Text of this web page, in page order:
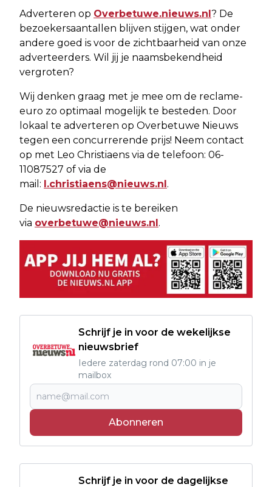
Adverteren op Overbetuwe.nieuws.nl ? De
bezoekersaantallen blijven stijgen, wat onder
andere goed is voor de zichtbaarheid van onze
adverteerders. Wil jij je naamsbekendheid
vergroten?
Wij denken graag met je mee om de reclame-
euro zo optimaal mogelijk te besteden. Door
lokaal te adverteren op Overbetuwe Nieuws
tegen een concurrerende prijs! Neem contact
op met Leo Christiaens via de telefoon: 06-
11087527 of via de
mail: l.christiaens@nieuws.nl .
De nieuwsredactie is te bereiken
via overbetuwe@nieuws.nl .
Schrijf je in voor de wekelijkse
nieuwsbrief
Iedere zaterdag rond 07:00 in je
mailbox
Abonneren
Schrijf je in voor de dagelijkse